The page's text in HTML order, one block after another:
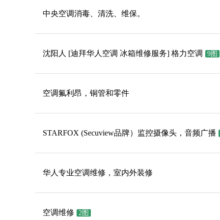
中央空调消毒、清洗、维保。
沈阳人 [迪拜华人空调 冰箱维修服务] 格力空调 9图
空调氟利昂，铜管和零件
STARFOX (Secuview品牌）监控摄像头，音频广播
华人专业空调维修，室内外装修
空调维修 2图